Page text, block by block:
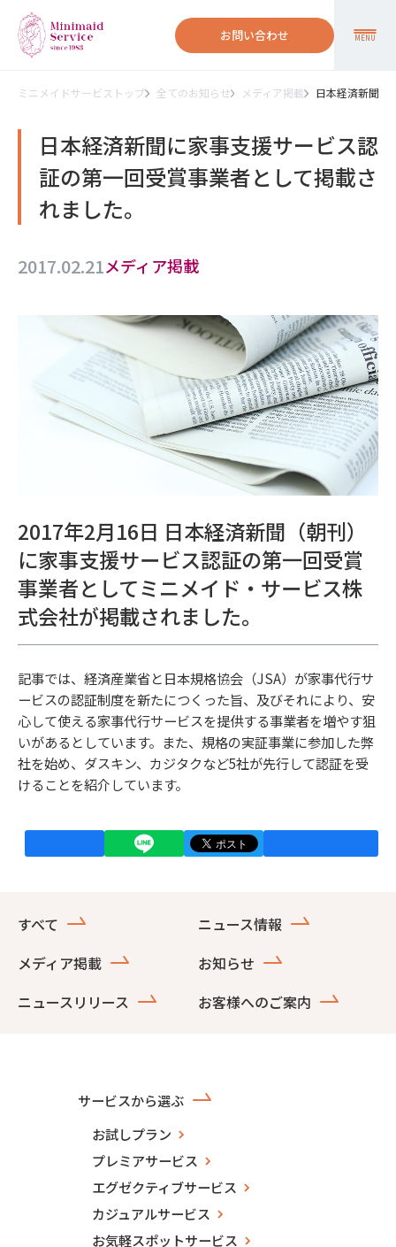
お問い合わせ MENU
ミニメイドサービストップ 全てのお知らせ メディア掲載 日本経済新聞に
日本経済新聞に家事支援サービス認
証の第一回受賞事業者として掲載さ
れました。
2017.02.21メディア掲載
2017年2月16日 日本経済新聞（朝刊）
に家事支援サービス認証の第一回受賞
事業者としてミニメイド・サービス株
式会社が掲載されました。
記事では、経済産業省と日本規格協会（JSA）が家事代行サ
ービスの認証制度を新たにつくった旨、及びそれにより、安
心して使える家事代行サービスを提供する事業者を増やす狙
いがあるとしています。また、規格の実証事業に参加した弊
社を始め、ダスキン、カジタクなど5社が先行して認証を受
けることを紹介しています。
すべて
ニュース情報
メディア掲載
お知らせ
ニュースリリース
お客様へのご案内
サービスから選ぶ
お試しプラン
プレミアサービス
エグゼクティブサービス
カジュアルサービス
お気軽スポットサービス